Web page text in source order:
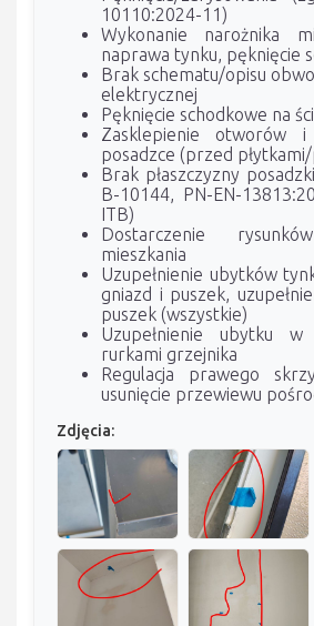
10110:2024-11)
Wykonanie narożnika
naprawa tynku, pęknięcie
Brak schematu/opisu
elektrycznej
Pęknięcie schodkowe na
Zasklepienie otworów
posadzce (przed
Brak płaszczyzny
B-10144, PN-EN-
ITB)
Dostarczenie
mieszkania
Uzupełnienie ubytków
gniazd i puszek,
puszek (wszystkie)
Uzupełnienie ubytku
rurkami grzejnika
Regulacja prawego
usunięcie przewiewu
Zdjęcia: